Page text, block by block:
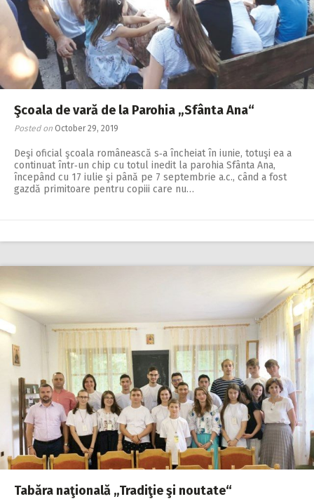
Şcoala de vară de la Parohia „Sfânta Ana“
Posted on October 29, 2019
Deşi oficial şcoala românească s‑a încheiat în iunie, totuşi ea a
continuat într‑un chip cu totul inedit la parohia Sfânta Ana,
începând cu 17 iulie şi până pe 7 septembrie a.c., când a fost
gazdă primitoare pentru copiii care nu…
Tabăra naţională „Tradiţie şi noutate“